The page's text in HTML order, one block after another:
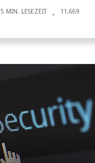
5 MIN. LESEZEIT 11,669